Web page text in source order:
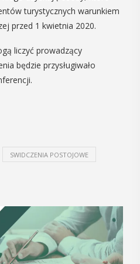
turystycznych warunkiem
przed 1 kwietnia 2020.
liczyć prowadzący
będzie przysługiwało
SWIDCZENIA POSTOJOWE
MAJ
16:00 - 17:30
majowego spotkania seniorzy
własnoręcznie. Uuczestnicy
o przyniesienie
...